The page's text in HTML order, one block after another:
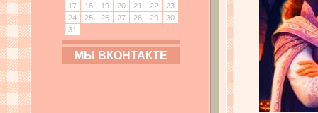
17
18 19 20 21 22
23
24
25 26 27 28 29
30
31
МЫ ВКОНТАКТЕ